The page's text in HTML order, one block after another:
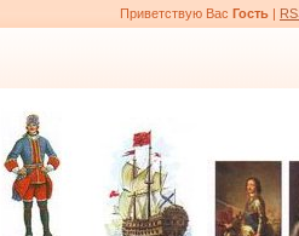
Приветствую Вас Гость |